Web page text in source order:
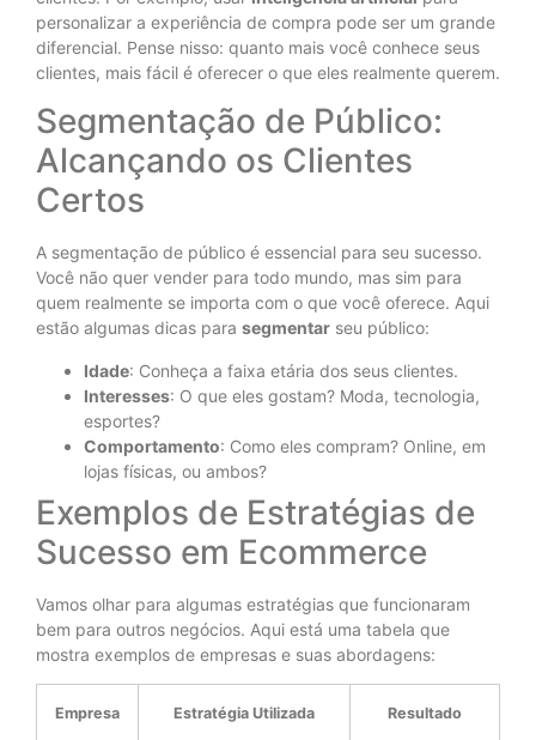
personalizar a experiência de compra pode ser um grande
diferencial. Pense nisso: quanto mais você conhece seus
clientes, mais fácil é oferecer o que eles realmente querem.
Segmentação de Público:
Alcançando os Clientes
Certos
A segmentação de público é essencial para seu sucesso.
Você não quer vender para todo mundo, mas sim para
quem realmente se importa com o que você oferece. Aqui
estão algumas dicas para segmentar seu público:
Idade: Conheça a faixa etária dos seus clientes.
Interesses: O que eles gostam? Moda, tecnologia,
esportes?
Comportamento: Como eles compram? Online, em
lojas físicas, ou ambos?
Exemplos de Estratégias de
Sucesso em Ecommerce
Vamos olhar para algumas estratégias que funcionaram
bem para outros negócios. Aqui está uma tabela que
mostra exemplos de empresas e suas abordagens:
Empresa Estratégia Utilizada Resultado